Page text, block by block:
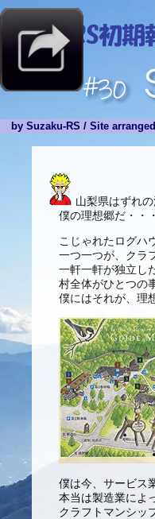
by Suzaku-RS / Site
山梨県はずれ
僕の理想郷だ・・・
こじゃれたログハ
一つ一つが、クラ
一軒一軒が独立し
村全体がひとつの
僕にはそれが、理
僕は今、サービス
本当は製造業によ
クラフトマンシッ